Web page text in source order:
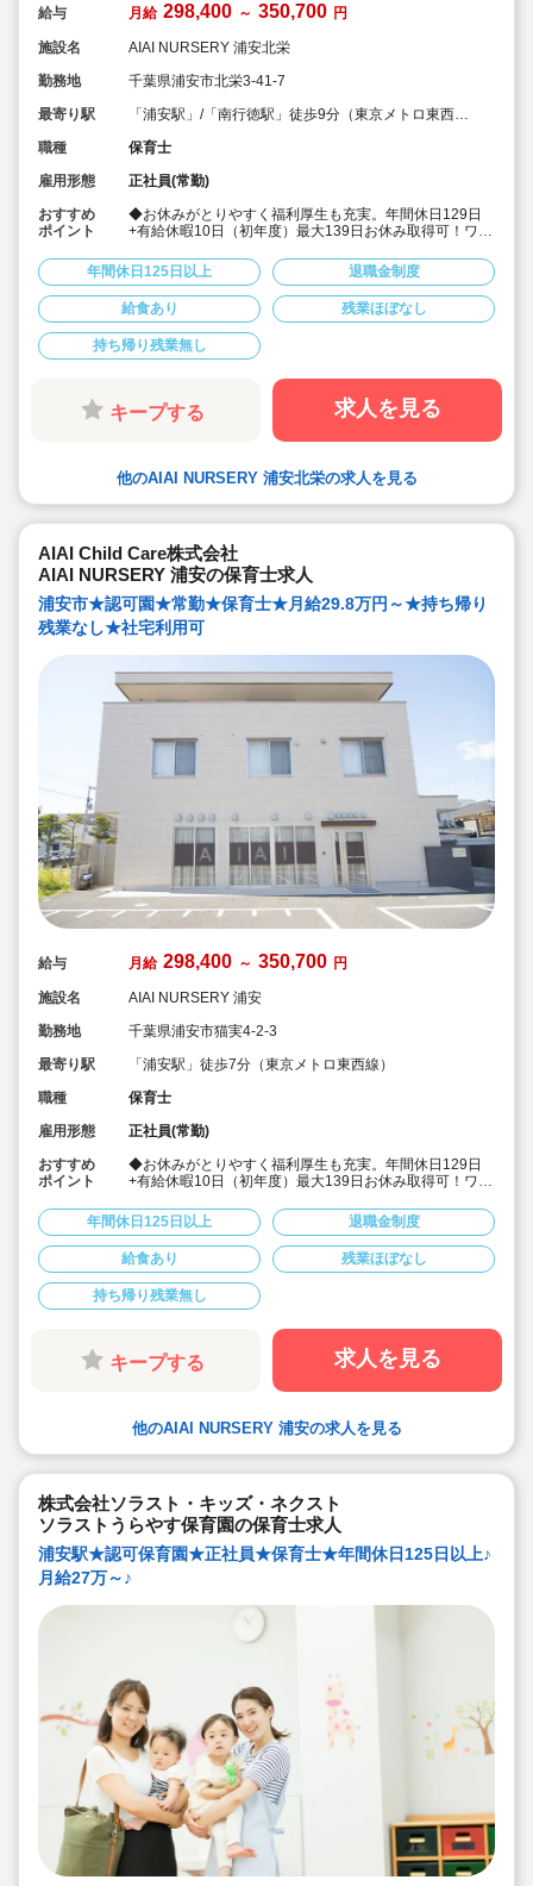
給与 月給 298,400 ～ 350,700 円
施設名
AIAI NURSERY 浦安北栄
勤務地
千葉県浦安市北栄3-41-7
最寄り駅
「浦安駅」/「南行徳駅」徒歩9分（東京メトロ東西
職種
保育士
雇用形態
正社員(常勤)
おすすめ
ポイント
◆お休みがとりやすく福利厚生も充実。年間休日129日
+有給休暇10日（初年度）最大139日お休み取得可！ワー
◆給食費補助、借り上げ社宅制度あり、退職金制度など
福利厚生も充実しています
◆少人数制保育で子ども一人ひとりに寄り添う保育がで
きます。
◆チーム保育で複数担任制を取っております。
◆保育に専念できる環境づくり
連絡帳や日誌のアプリ化を始め、園だより等も手書き作
業がありません。ICTツールで書類作成の負担を軽減して
◆子ども主体の温かみのある保育環境を大切にしていま
す。大型遊具や床暖房完備の快適な保育室など、充実し
別療育も行っています。療育へのキャリアチェンジも可
制度を用意しています。
◆育児休業取得率94%・復職率89%
◆宿舎借り上げ制度利用可能です！※規定内であれば敷
金・礼金等会社が負担してくださいます。
◆園の壁装飾なし(持ち帰りを発生させないため)
年間休日125日以上 退職金制度
給食あり 残業ほぼなし
持ち帰り残業無し
キープする 求人を見る
他のAIAI NURSERY 浦安北栄の求人を見る
AIAI Child Care株式会社
AIAI NURSERY 浦安の保育士求人
浦安市★認可園★常勤★保育士★月給29.8万円～★持ち帰り
残業なし★社宅利用可
給与 月給 298,400 ～ 350,700 円
施設名
AIAI NURSERY 浦安
勤務地
千葉県浦安市猫実4-2-3
最寄り駅
「浦安駅」徒歩7分（東京メトロ東西線）
職種
保育士
雇用形態
正社員(常勤)
おすすめ
ポイント
◆お休みがとりやすく福利厚生も充実。年間休日129日
+有給休暇10日（初年度）最大139日お休み取得可！ワー
◆給食費補助、借り上げ社宅制度あり、退職金制度など
福利厚生も充実しています
◆少人数制保育で子ども一人ひとりに寄り添う保育がで
きます。
◆チーム保育で複数担任制を取っております。
◆保育に専念できる環境づくり
連絡帳や日誌のアプリ化を始め、園だより等も手書き作
業がありません。ICTツールで書類作成の負担を軽減して
◆子ども主体の温かみのある保育環境を大切にしていま
す。大型遊具や床暖房完備の快適な保育室など、充実し
た環境を整えています。
別療育も行っています。療育へのキャリアチェンジも可
制度を用意しています。
◆育児休業取得率94%・復職率89%
◆宿舎借り上げ制度利用可能です！※規定内であれば敷
金・礼金等会社が負担してくださいます。
◆園の壁装飾なし(持ち帰りを発生させないため)
年間休日125日以上 退職金制度
給食あり 残業ほぼなし
持ち帰り残業無し
キープする 求人を見る
他のAIAI NURSERY 浦安の求人を見る
株式会社ソラスト・キッズ・ネクスト
ソラストうらやす保育園の保育士求人
浦安駅★認可保育園★正社員★保育士★年間休日125日以上♪
月給27万～♪